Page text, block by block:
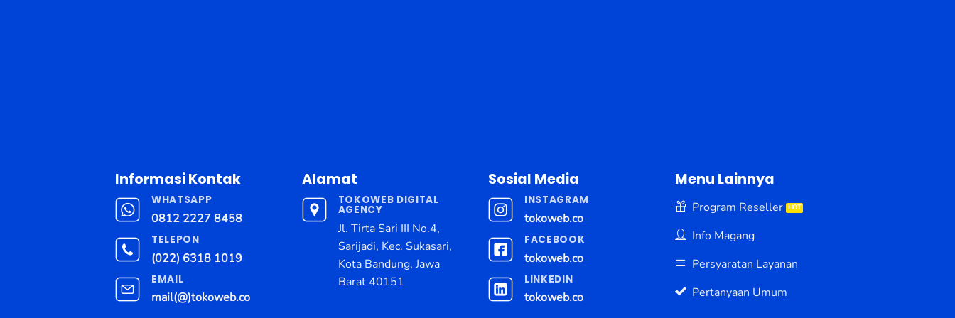
Informasi Kontak
WHATSAPP
0812 2227 8458
TELEPON
(022) 6318 1019
EMAIL
mail(@)tokoweb.co
Alamat
TOKOWEB DIGITAL
AGENCY
Jl. Tirta Sari III No.4,
Sarijadi, Kec. Sukasari,
Kota Bandung, Jawa
Barat 40151
Sosial Media
INSTAGRAM
tokoweb.co
FACEBOOK
tokoweb.co
LINKEDIN
tokoweb.co
Menu Lainnya
Program Reseller
Info Magang
Persyaratan Layanan
Pertanyaan Umum